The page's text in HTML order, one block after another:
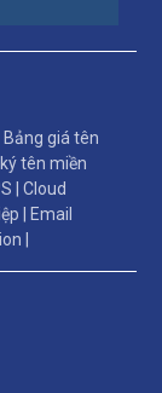
Bảng giá tên
tên miền
|Cloud
Email